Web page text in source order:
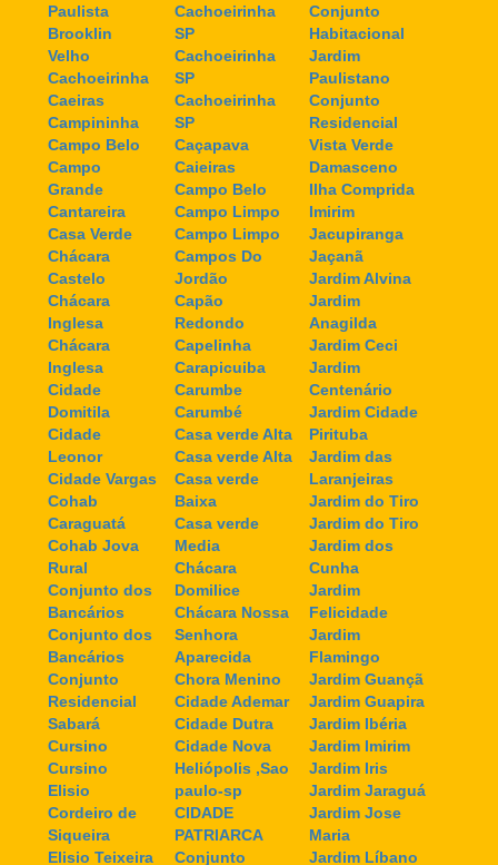
Paulista
Brooklin
Velho
Cachoeirinha
Caeiras
Campininha
Campo Belo
Campo
Grande
Cantareira
Casa Verde
Chácara
Castelo
Chácara
Inglesa
Chácara
Inglesa
Cidade
Domitila
Cidade
Leonor
Cidade Vargas
Cohab
Caraguatá
Cohab Jova
Rural
Conjunto dos
Bancários
Conjunto dos
Bancários
Conjunto
Residencial
Sabará
Cursino
Cursino
Elisio
Cordeiro de
Siqueira
Elisio Teixeira
Cachoeirinha
SP
Cachoeirinha
SP
Cachoeirinha
SP
Caçapava
Caieiras
Campo Belo
Campo Limpo
Campo Limpo
Campos Do
Jordão
Capão
Redondo
Capelinha
Carapicuiba
Carumbe
Carumbé
Casa verde Alta
Casa verde Alta
Casa verde
Baixa
Casa verde
Media
Chácara
Domilice
Chácara Nossa
Senhora
Aparecida
Chora Menino
Cidade Ademar
Cidade Dutra
Cidade Nova
Heliópolis ,Sao
paulo-sp
CIDADE
PATRIARCA
Conjunto
Conjunto
Habitacional
Jardim
Paulistano
Conjunto
Residencial
Vista Verde
Damasceno
Ilha Comprida
Imirim
Jacupiranga
Jaçanã
Jardim Alvina
Jardim
Anagilda
Jardim Ceci
Jardim
Centenário
Jardim Cidade
Pirituba
Jardim das
Laranjeiras
Jardim do Tiro
Jardim do Tiro
Jardim dos
Cunha
Jardim
Felicidade
Jardim
Flamingo
Jardim Guançã
Jardim Guapira
Jardim Ibéria
Jardim Imirim
Jardim Iris
Jardim Jaraguá
Jardim Jose
Maria
Jardim Líbano